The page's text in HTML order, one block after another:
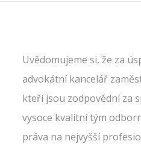
Uvědomujeme si, že za
advokátní kancelář
kteří jsou zodpovědní za
vysoce kvalitní tým
práva na nejvyšší